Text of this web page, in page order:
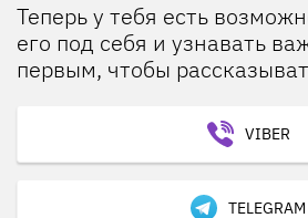
Теперь у тебя есть
его под себя и узнавать
первым, чтобы
VIBER
TELEGRAM